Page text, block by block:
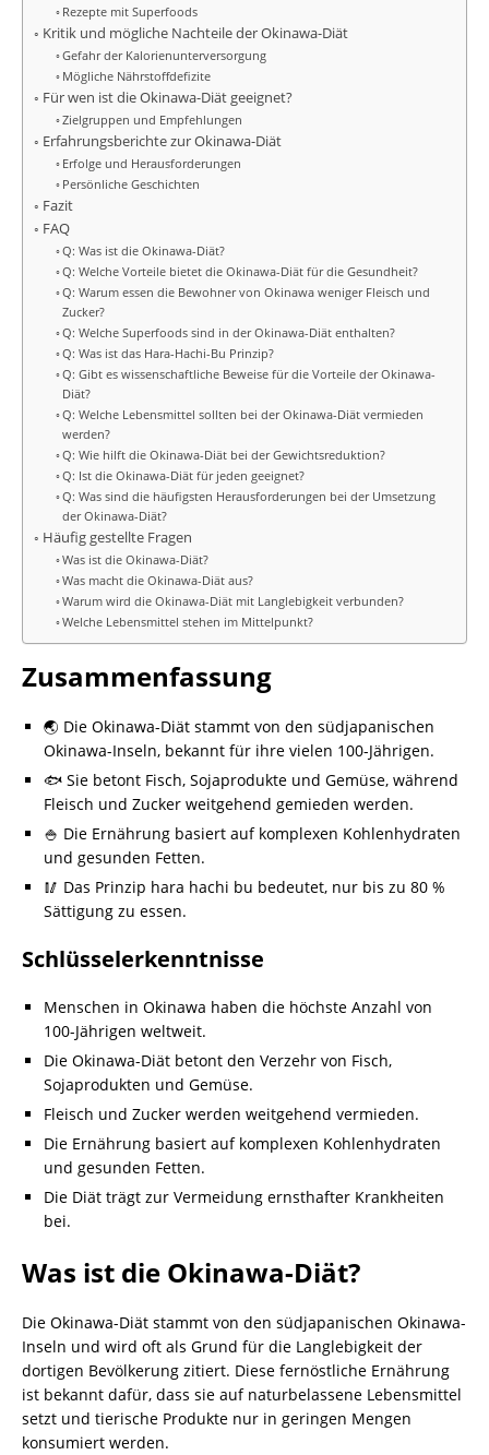
Rezepte mit Superfoods
Kritik und mögliche Nachteile der Okinawa-Diät
Gefahr der Kalorienunterversorgung
Mögliche Nährstoffdefizite
Für wen ist die Okinawa-Diät geeignet?
Zielgruppen und Empfehlungen
Erfahrungsberichte zur Okinawa-Diät
Erfolge und Herausforderungen
Persönliche Geschichten
Fazit
FAQ
Q: Was ist die Okinawa-Diät?
Q: Welche Vorteile bietet die Okinawa-Diät für die Gesundheit?
Q: Warum essen die Bewohner von Okinawa weniger Fleisch und
Zucker?
Q: Welche Superfoods sind in der Okinawa-Diät enthalten?
Q: Was ist das Hara-Hachi-Bu Prinzip?
Q: Gibt es wissenschaftliche Beweise für die Vorteile der Okinawa-
Diät?
Q: Welche Lebensmittel sollten bei der Okinawa-Diät vermieden
werden?
Q: Wie hilft die Okinawa-Diät bei der Gewichtsreduktion?
Q: Ist die Okinawa-Diät für jeden geeignet?
Q: Was sind die häufigsten Herausforderungen bei der Umsetzung
der Okinawa-Diät?
Häufig gestellte Fragen
Was ist die Okinawa-Diät?
Was macht die Okinawa-Diät aus?
Warum wird die Okinawa-Diät mit Langlebigkeit verbunden?
Welche Lebensmittel stehen im Mittelpunkt?
Zusammenfassung
🌏 Die Okinawa-Diät stammt von den südjapanischen
Okinawa-Inseln, bekannt für ihre vielen 100-Jährigen.
🐟 Sie betont Fisch, Sojaprodukte und Gemüse, während
Fleisch und Zucker weitgehend gemieden werden.
🍚 Die Ernährung basiert auf komplexen Kohlenhydraten
und gesunden Fetten.
🥢 Das Prinzip hara hachi bu bedeutet, nur bis zu 80 %
Sättigung zu essen.
Schlüsselerkenntnisse
Menschen in Okinawa haben die höchste Anzahl von
100-Jährigen weltweit.
Die Okinawa-Diät betont den Verzehr von Fisch,
Sojaprodukten und Gemüse.
Fleisch und Zucker werden weitgehend vermieden.
Die Ernährung basiert auf komplexen Kohlenhydraten
und gesunden Fetten.
Die Diät trägt zur Vermeidung ernsthafter Krankheiten
bei.
Was ist die Okinawa-Diät?
Die Okinawa-Diät stammt von den südjapanischen Okinawa-
Inseln und wird oft als Grund für die Langlebigkeit der
dortigen Bevölkerung zitiert. Diese fernöstliche Ernährung
ist bekannt dafür, dass sie auf naturbelassene Lebensmittel
setzt und tierische Produkte nur in geringen Mengen
konsumiert werden.